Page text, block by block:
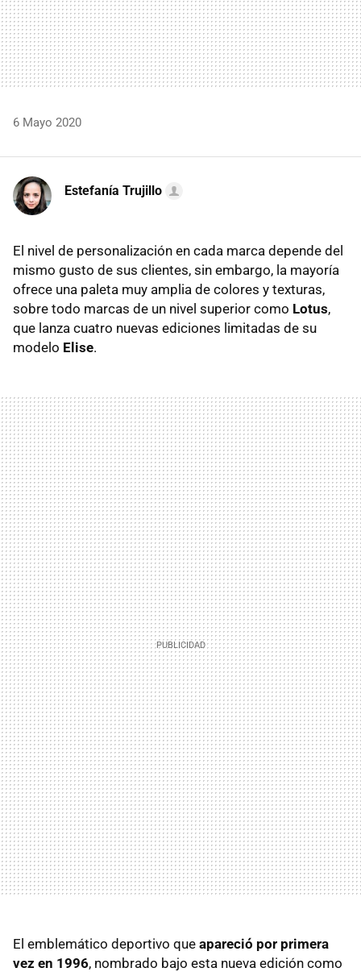
6 Mayo 2020
Estefanía Trujillo
El nivel de personalización en cada marca depende del
mismo gusto de sus clientes, sin embargo, la mayoría
ofrece una paleta muy amplia de colores y texturas,
sobre todo marcas de un nivel superior como Lotus,
que lanza cuatro nuevas ediciones limitadas de su
modelo Elise.
El emblemático deportivo que apareció por primera
vez en 1996, nombrado bajo esta nueva edición como